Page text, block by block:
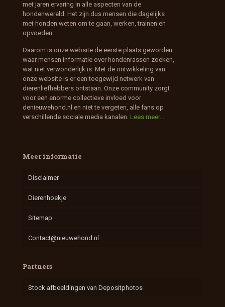
met jaren ervaring in alle aspecten van de
hondenwereld. Het zijn dus mensen die dagelijks
met honden weten om te gaan, werken, trainen en
opvoeden.
Daarom is onze website de eerste plaats geworden
waar mensen informatie over hondenrassen zoeken,
wat niet verwonderlijk is. Met de ontwikkeling van
onze website is er een toegewijd netwerk van
dierenliefhebbers ontstaan. Onze community zorgt
voor een enorme collectieve invloed voor
denieuwehond.nl en niet te vergeten, alle fans op
verschillende sociale media kanalen. Lees meer...
Meer informatie
Disclaimer
Dierenhoekje
Sitemap
Contact@nieuwehond.nl
Partners
Stock afbeeldingen van Depositphotos